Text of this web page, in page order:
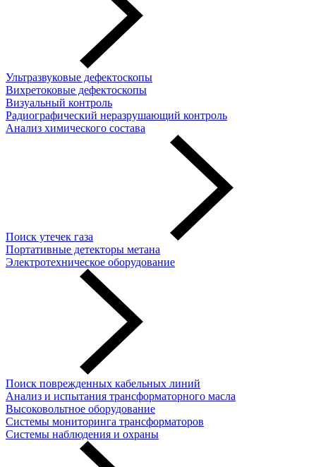
Ультразвуковые дефектоскопы
Вихретоковые дефектоскопы
Визуальный контроль
Радиографический неразрушающий контроль
Анализ химического состава
Поиск утечек газа
Портативные детекторы метана
Электротехническое оборудование
Поиск поврежденных кабельных линий
Анализ и испытания трансформаторного масла
Высоковольтное оборудование
Системы мониторинга трансформаторов
Системы наблюдения и охраны